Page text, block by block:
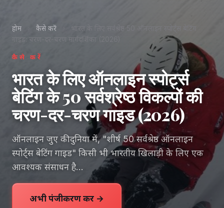
होम कैसे करें
भारत के लिए सर्वश्रेष्ठ 50 ऑनलाइन स्पोर्ट्स बेटिंग
गाइड: चरण-दर-चरण मार्गदर्शिका (2026)
कैसे करें
भारत के लिए ऑनलाइन स्पोर्ट्स
बेटिंग के 50 सर्वश्रेष्ठ विकल्पों की
चरण-दर-चरण गाइड (2026)
ऑनलाइन जुए की दुनिया में, "शीर्ष 50 सर्वश्रेष्ठ ऑनलाइन
स्पोर्ट्स बेटिंग गाइड" किसी भी भारतीय खिलाड़ी के लिए एक
आवश्यक संसाधन है...
अभी पंजीकरण करें →